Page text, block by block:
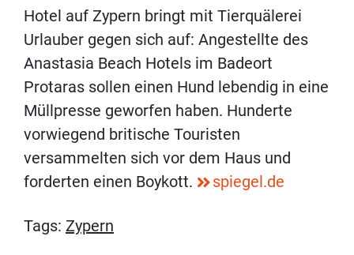
Hotel auf Zypern bringt mit Tierquälerei
Urlauber gegen sich auf: Angestellte des
Anastasia Beach Hotels im Badeort
Protaras sollen einen Hund lebendig in eine
Müllpresse geworfen haben. Hunderte
vorwiegend britische Touristen
versammelten sich vor dem Haus und
forderten einen Boykott.
spiegel.de
Tags: Zypern